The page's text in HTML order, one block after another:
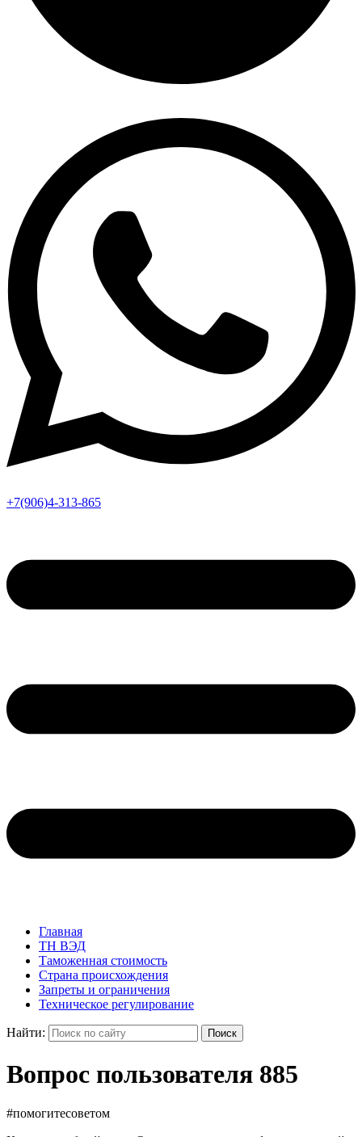
+7(906)4-313-865
Главная
ТН ВЭД
Таможенная стоимость
Страна происхождения
Запреты и ограничения
Техническое регулирование
Найти: Поиск
Вопрос пользователя 885
#помогитесоветом